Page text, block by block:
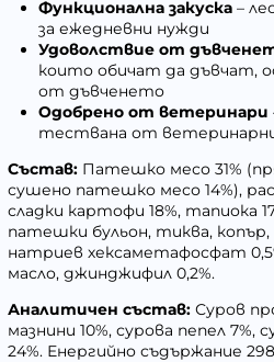
Функционална закуска –
за ежедневни нужди
Удоволствие от
които обичат да дъвчат,
от дъвченето
Одобрено от ветеринари
тествана от
Състав: Патешко месо 31%
сушено патешко месо 14%),
сладки картофи 18%, тапиока
патешки бульон, тиква,
натриев хексаметафосфат
масло, джинджифил 0,2%.
Аналитичен състав: Суров
мазнини 10%, сурова пепел 7%,
24%. Енергийно съдържание